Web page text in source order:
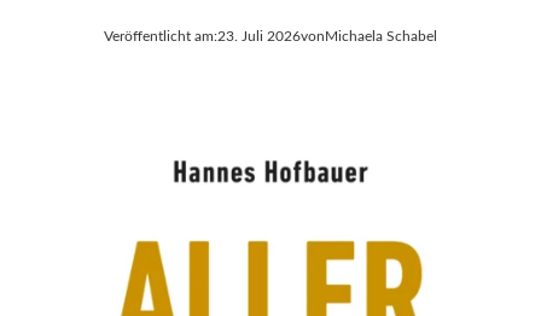
Veröffentlicht am:23. Juli 2026von Michaela Schabel